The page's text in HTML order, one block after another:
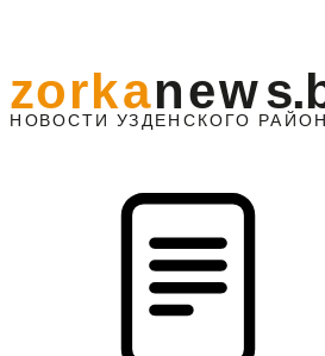
НО ВОСТИ УЗДЕНС КО ГО Р
zorkanews.